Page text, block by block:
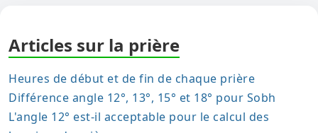
Articles sur la prière
Heures de début et de fin de chaque prière
Différence angle 12°, 13°, 15° et 18° pour Sobh
L'angle 12° est-il acceptable pour le calcul des